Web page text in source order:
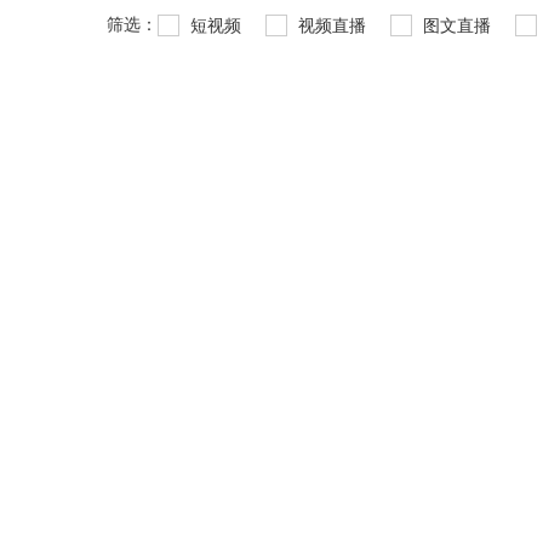
筛选： 短视频 视频直播 图文直播